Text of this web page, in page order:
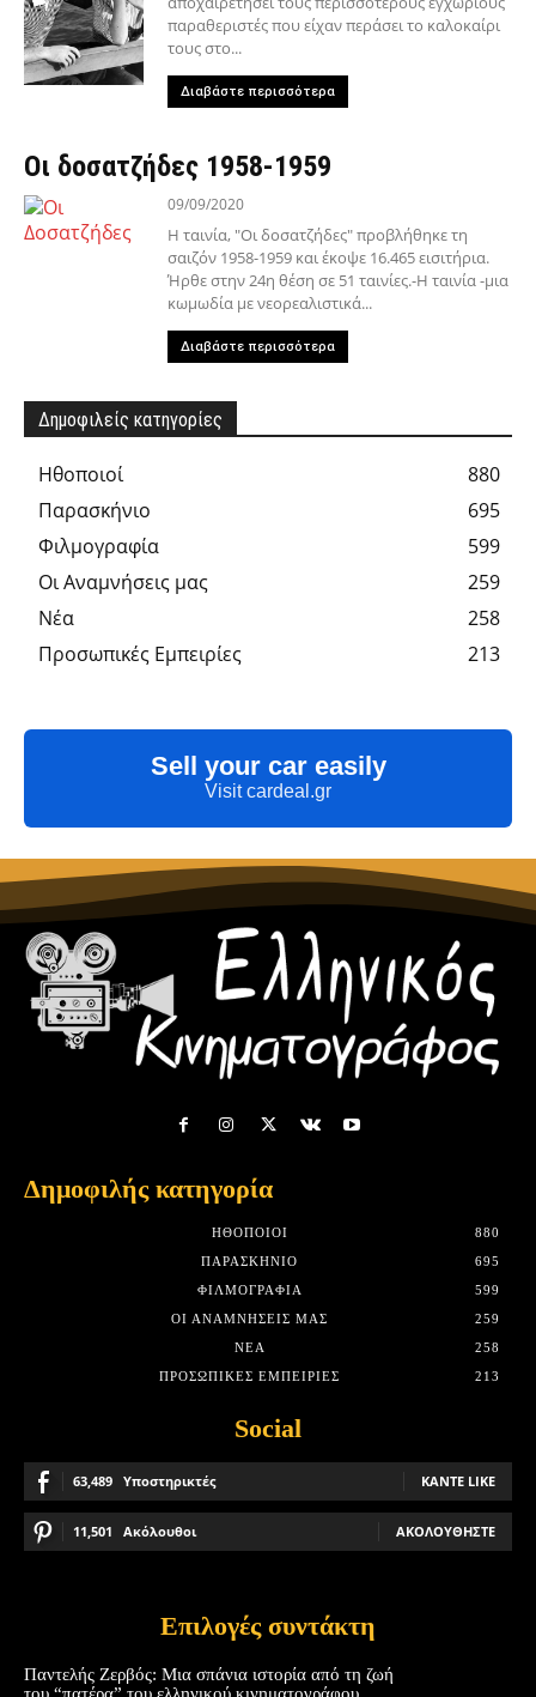
παραθεριστές που είχαν περάσει το καλοκαίρι
τους στο...
Διαβάστε περισσότερα
Οι δοσατζήδες 1958-1959
09/09/2020
Η ταινία, "Οι δοσατζήδες" προβλήθηκε τη
σαιζόν 1958-1959 και έκοψε 16.465 εισιτήρια.
Ήρθε στην 24η θέση σε 51 ταινίες.-Η ταινία -μια
κωμωδία με νεορεαλιστικά...
Διαβάστε περισσότερα
Δημοφιλείς κατηγορίες
Hθοποιοί
880
Παρασκήνιο
695
Φιλμογραφία
599
Οι Αναμνήσεις μας
259
Νέα
258
Προσωπικές Εμπειρίες
213
Sell your car easily
Visit cardeal.gr
Δημοφιλής κατηγορία
HΘΟΠΟΙΟΊ
880
ΠΑΡΑΣΚΉΝΙΟ
695
ΦΙΛΜΟΓΡΑΦΊΑ
599
ΟΙ ΑΝΑΜΝΉΣΕΙΣ ΜΑΣ
259
ΝΈΑ
258
ΠΡΟΣΩΠΙΚΈΣ ΕΜΠΕΙΡΊΕΣ
213
Social
63,489 Υποστηρικτές ΚΆΝΤΕ LIKE
11,501 Ακόλουθοι ΑΚΟΛΟΥΘΉΣΤΕ
Επιλογές συντάκτη
Παντελής Ζερβός: Μια σπάνια ιστορία από τη ζωή